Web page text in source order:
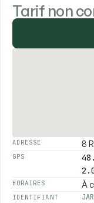
Tarif non
ADRESSE 8
GPS
HORAIRES À
IDENTIFIANT